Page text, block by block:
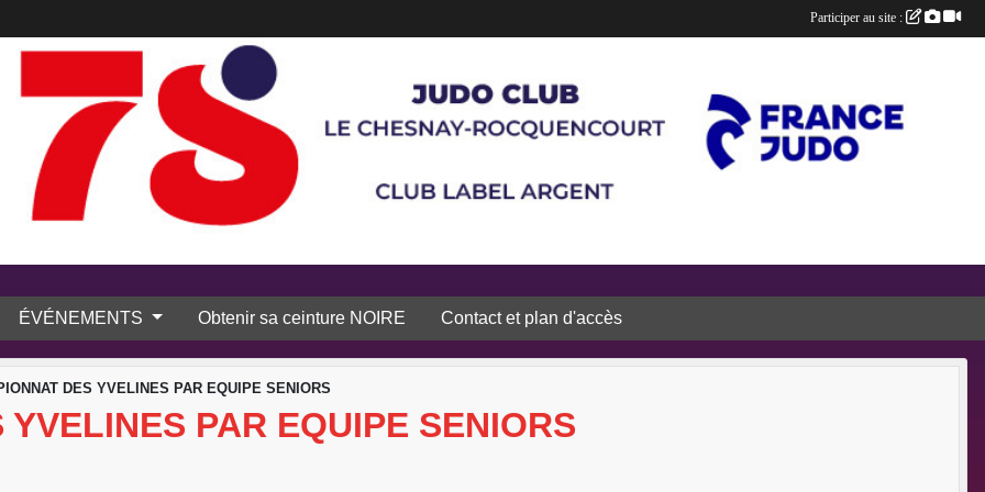
ÉVÉNEMENTS Obtenir sa ceinture NOIRE Contact et plan d'accès
DES YVELINES PAR EQUIPE SENIORS
PAR EQUIPE SENIORS
Participer au site :